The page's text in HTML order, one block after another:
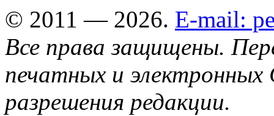
© 2011 — 2026. E-mail:
Все права защищены.
печатных и
разрешения редакции.